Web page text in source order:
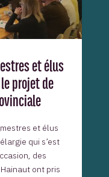
et élus
projet de
et élus
qui s’est
des
ont pris